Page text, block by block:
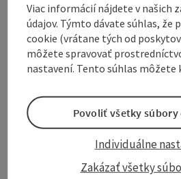
Opening hours
Arrival
Suitability
Accessibility
Viac informácií nájdete v našich
údajov. Týmto dávate súhlas, že
cookie (vrátane tých od
môžete spravovať
nastavení. Tento súhlas môžete
Zakázať všetky
Individuálne
Povoliť všetky súbory